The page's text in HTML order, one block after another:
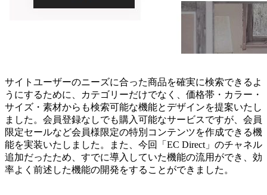
サイトユーザーのニーズに合った商品を確実に検索できるよ
うにするために、カテゴリーだけでなく、価格帯・カラー・
サイズ・素材からも検索可能な機能とデザインを提案いたし
ました。会員登録なしでも購入可能なサービスですが、会員
限定セールなど会員様限定の特別コンテンツを作成できる機
能を実装いたしました。また、今回「EC Direct」のチャネル
追加だったため、すでに導入していた機能の流用ができ、効
率よく前述した機能の開発をすることができました。